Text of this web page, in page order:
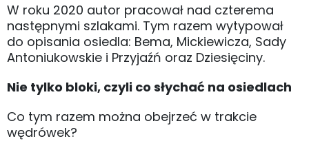
W roku 2020 autor pracował nad czterema
następnymi szlakami. Tym razem wytypował
do opisania osiedla: Bema, Mickiewicza, Sady
Antoniukowskie i Przyjaźń oraz Dziesięciny.
Nie tylko bloki, czyli co słychać na osiedlach
Co tym razem można obejrzeć w trakcie
wędrówek?